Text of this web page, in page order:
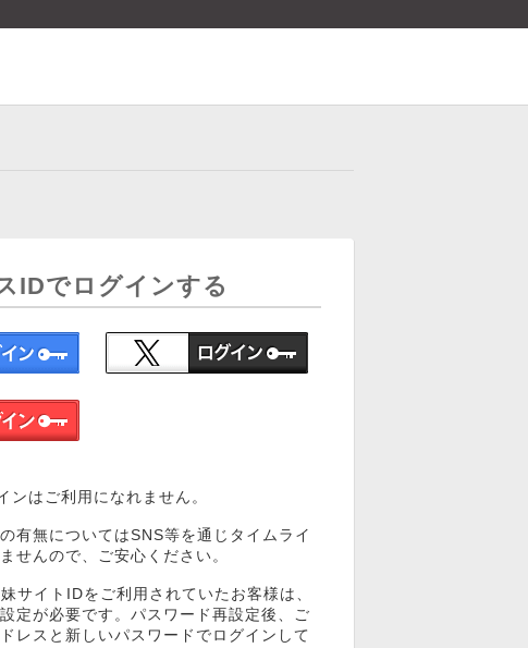
IDでログインする
ンはご利用になれません。
有無についてはSNS等を通じタイムライ
せんので、ご安心ください。
サイトIDをご利用されていたお客様は、
定が必要です。パスワード再設定後、ご
レスと新しいパスワードでログインして